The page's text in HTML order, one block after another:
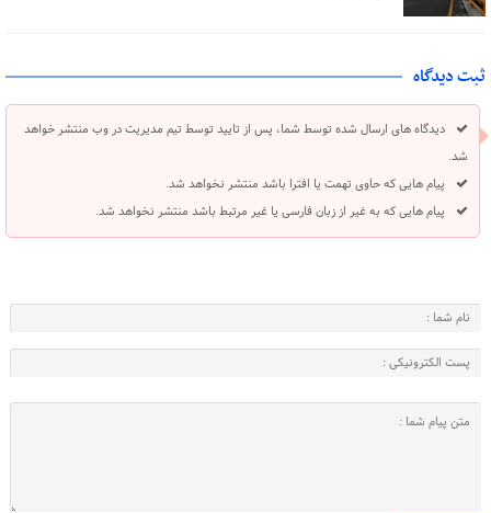
ثبت دیدگاه
دیدگاه های ارسال شده توسط شما، پس از تایید توسط تیم مدیریت در وب منتشر خواهد
شد.
پیام هایی که حاوی تهمت یا افترا باشد منتشر نخواهد شد.
پیام هایی که به غیر از زبان فارسی یا غیر مرتبط باشد منتشر نخواهد شد.